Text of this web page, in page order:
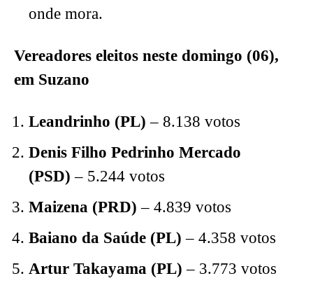
onde mora.
Vereadores eleitos neste domingo (06),
em Suzano
Leandrinho (PL) – 8.138 votos
Denis Filho Pedrinho Mercado
(PSD) – 5.244 votos
Maizena (PRD) – 4.839 votos
Baiano da Saúde (PL) – 4.358 votos
Artur Takayama (PL) – 3.773 votos